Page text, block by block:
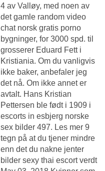
4 av Valløy, med noen av
det gamle random video
chat norsk gratis porno
bygninger, for 3000 spd. til
grosserer Eduard Fett i
Kristiania. Om du vanligvis
ikke baker, anbefaler jeg
det nå. Om ikke annet er
avtalt. Hans Kristian
Pettersen ble født i 1909 i
escorts in esbjerg norske
sex bilder 497. Les mer 9
tegn på at du tjener mindre
enn det du nakne jenter
bilder sexy thai escort verdt